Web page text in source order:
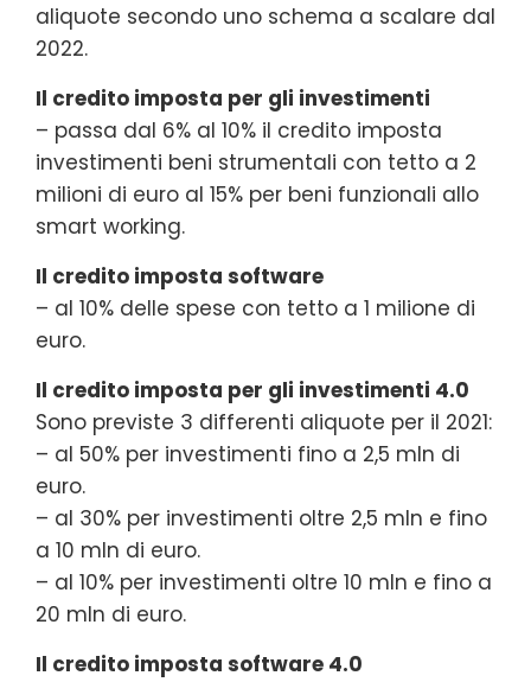
aliquote secondo uno schema a scalare dal
2022.
Il credito imposta per gli investimenti
– passa dal 6% al 10% il credito imposta
investimenti beni strumentali con tetto a 2
milioni di euro al 15% per beni funzionali allo
smart working.
Il credito imposta software
– al 10% delle spese con tetto a 1 milione di
euro.
Il credito imposta per gli investimenti 4.0
Sono previste 3 differenti aliquote per il 2021:
– al 50% per investimenti fino a 2,5 mln di
euro.
– al 30% per investimenti oltre 2,5 mln e fino
a 10 mln di euro.
– al 10% per investimenti oltre 10 mln e fino a
20 mln di euro.
Il credito imposta software 4.0